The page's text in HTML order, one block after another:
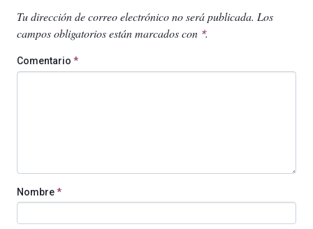
Tu dirección de correo electrónico no será publicada. Los
campos obligatorios están marcados con *.
Comentario *
Nombre*